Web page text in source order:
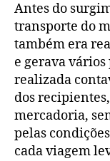
Antes do
transporte do
também era
e gerava
realizada
dos
mercadoria,
pelas
cada viagem